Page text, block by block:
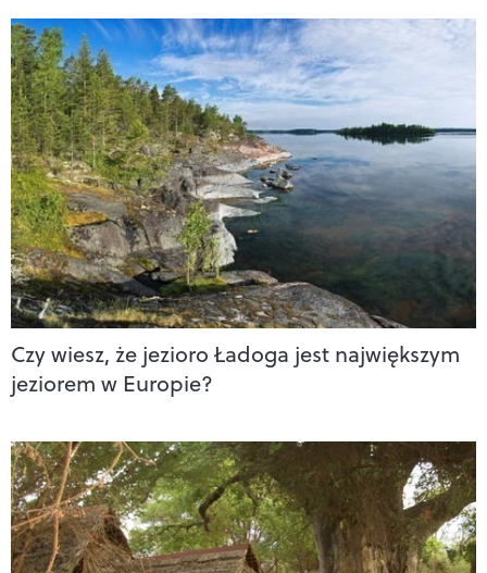
Czy wiesz, że jezioro Ładoga jest największym
jeziorem w Europie?